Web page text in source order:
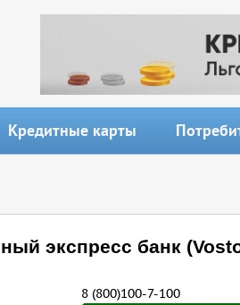
Кредитные карты
экспресс банк
8 (800)100-7-100